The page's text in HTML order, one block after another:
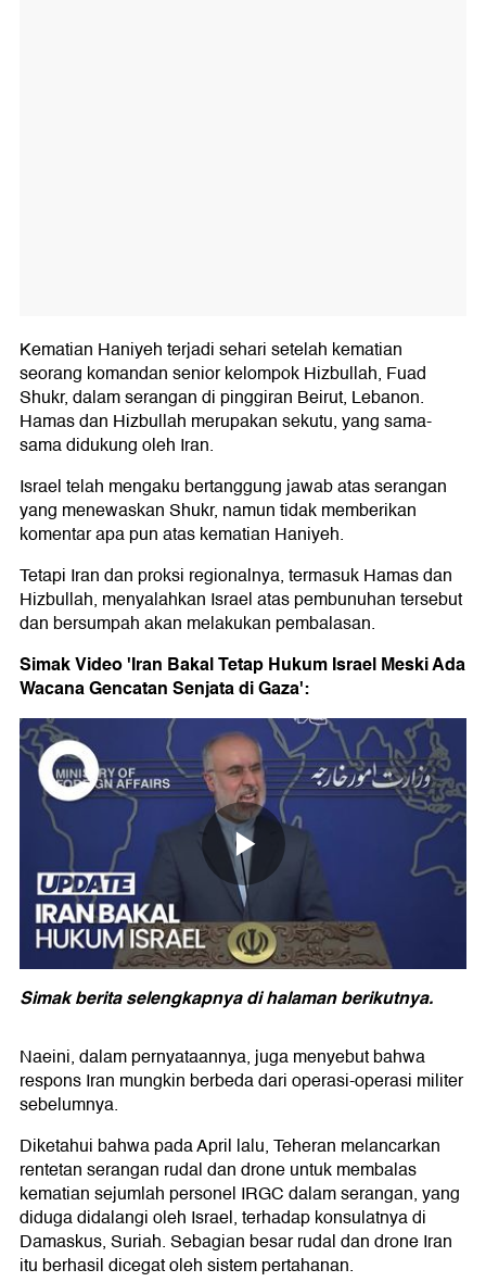
Kematian Haniyeh terjadi sehari setelah kematian
seorang komandan senior kelompok Hizbullah, Fuad
Shukr, dalam serangan di pinggiran Beirut, Lebanon.
Hamas dan Hizbullah merupakan sekutu, yang sama-
sama didukung oleh Iran.
Israel telah mengaku bertanggung jawab atas serangan
yang menewaskan Shukr, namun tidak memberikan
komentar apa pun atas kematian Haniyeh.
Tetapi Iran dan proksi regionalnya, termasuk Hamas dan
Hizbullah, menyalahkan Israel atas pembunuhan tersebut
dan bersumpah akan melakukan pembalasan.
Simak Video 'Iran Bakal Tetap Hukum Israel Meski Ada
Wacana Gencatan Senjata di Gaza':
Simak berita selengkapnya di halaman berikutnya.
Naeini, dalam pernyataannya, juga menyebut bahwa
respons Iran mungkin berbeda dari operasi-operasi militer
sebelumnya.
Diketahui bahwa pada April lalu, Teheran melancarkan
rentetan serangan rudal dan drone untuk membalas
kematian sejumlah personel IRGC dalam serangan, yang
diduga didalangi oleh Israel, terhadap konsulatnya di
Damaskus, Suriah. Sebagian besar rudal dan drone Iran
itu berhasil dicegat oleh sistem pertahanan.